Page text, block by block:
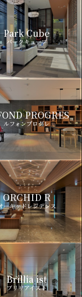
Park Cube
パークキューブ
PROGRES
ルフォンプログレ
ORCHID R
ーキッドレジデンス
Brillia ist
ブリリアイスト